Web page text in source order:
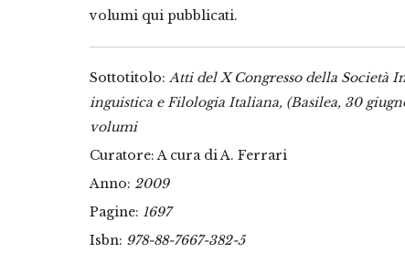
volumi qui pubblicati.
Sottotitolo: Atti del X Congresso della Società
inguistica e Filologia Italiana, (Basilea, 30
volumi
Curatore: A cura di A. Ferrari
Anno: 2009
Pagine: 1697
Isbn: 978-88-7667-382-5